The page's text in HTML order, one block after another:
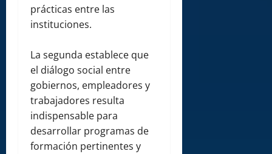
prácticas entre las
instituciones.
La segunda establece que
el diálogo social entre
gobiernos, empleadores y
trabajadores resulta
indispensable para
desarrollar programas de
formación pertinentes y